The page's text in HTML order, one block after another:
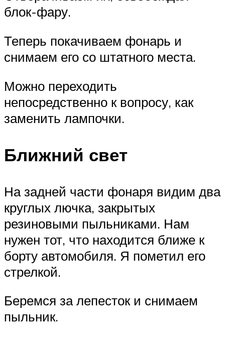
блок-фару.
Теперь покачиваем фонарь и
снимаем его со штатного места.
Можно переходить
непосредственно к вопросу, как
заменить лампочки.
Ближний свет
На задней части фонаря видим два
круглых лючка, закрытых
резиновыми пыльниками. Нам
нужен тот, что находится ближе к
борту автомобиля. Я пометил его
стрелкой.
Беремся за лепесток и снимаем
пыльник.